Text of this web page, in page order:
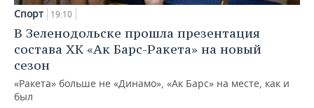
Спорт 19:10
В Зеленодольске прошла презентация
состава ХК «Ак Барс-Ракета» на новый
сезон
«Ракета» больше не «Динамо», «Ак Барс» на месте, как и
был